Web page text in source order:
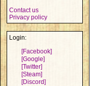
Contact us
Privacy policy
Login:
[Facebook]
[Google]
[Twitter]
[Steam]
[Discord]